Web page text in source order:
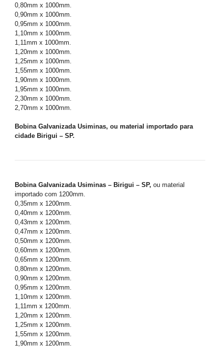
0,80mm x 1000mm.
0,90mm x 1000mm.
0,95mm x 1000mm.
1,10mm x 1000mm.
1,11mm x 1000mm.
1,20mm x 1000mm.
1,25mm x 1000mm.
1,55mm x 1000mm.
1,90mm x 1000mm.
1,95mm x 1000mm.
2,30mm x 1000mm.
2,70mm x 1000mm.
Bobina Galvanizada Usiminas, ou material importado para
cidade Birigui – SP.
Bobina Galvanizada Usiminas – Birigui – SP, ou material
importado com 1200mm.
0,35mm x 1200mm.
0,40mm x 1200mm.
0,43mm x 1200mm.
0,47mm x 1200mm.
0,50mm x 1200mm.
0,60mm x 1200mm.
0,65mm x 1200mm.
0,80mm x 1200mm.
0,90mm x 1200mm.
0,95mm x 1200mm.
1,10mm x 1200mm.
1,11mm x 1200mm.
1,20mm x 1200mm.
1,25mm x 1200mm.
1,55mm x 1200mm.
1,90mm x 1200mm.